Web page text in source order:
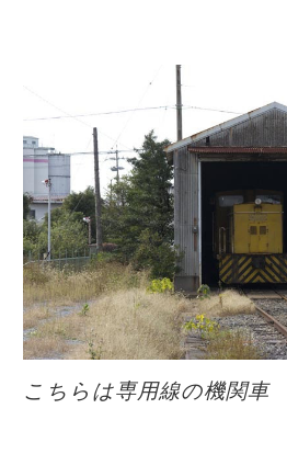
こちらは専用線の機関車